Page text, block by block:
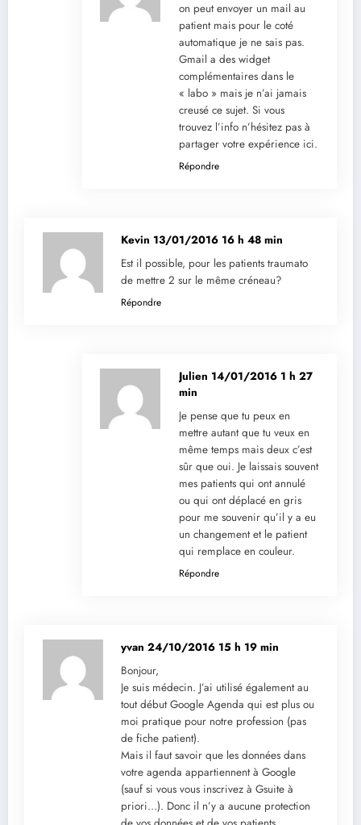
on peut envoyer un mail au
patient mais pour le coté
automatique je ne sais pas.
Gmail a des widget
complémentaires dans le
« labo » mais je n’ai jamais
creusé ce sujet. Si vous
trouvez l’info n’hésitez pas à
partager votre expérience ici.
Répondre
Kevin 13/01/2016 16 h 48 min
Est il possible, pour les patients traumato
de mettre 2 sur le même créneau?
Répondre
Julien 14/01/2016 1 h 27
min
Je pense que tu peux en
mettre autant que tu veux en
même temps mais deux c’est
sûr que oui. Je laissais souvent
mes patients qui ont annulé
ou qui ont déplacé en gris
pour me souvenir qu’il y a eu
un changement et le patient
qui remplace en couleur.
Répondre
yvan 24/10/2016 15 h 19 min
Bonjour,
Je suis médecin. J’ai utilisé également au
tout début Google Agenda qui est plus ou
moi pratique pour notre profession (pas
de fiche patient).
Mais il faut savoir que les données dans
votre agenda appartiennent à Google
(sauf si vous vous inscrivez à Gsuite à
priori…). Donc il n’y a aucune protection